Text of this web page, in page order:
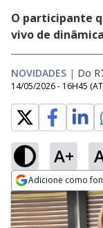
O participante
vivo de
NOVIDADES | Do
14/05/2026 - 16H45
A+
Adicione como
Opens in new